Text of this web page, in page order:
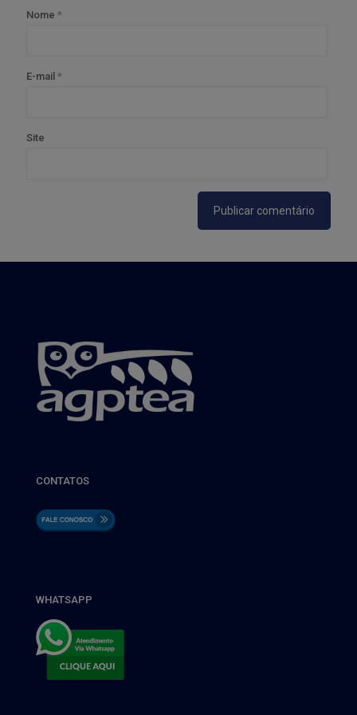
Nome *
E-mail *
Site
CONTATOS
WHATSAPP